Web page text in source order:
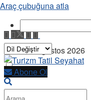
Cuma, 7 Ağustos 2026
Abone Ol
Araç çubuğuna atla